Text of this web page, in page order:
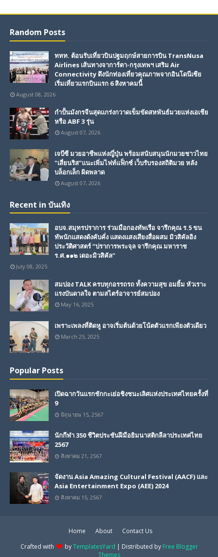
Random Posts
ททท. ต้อนรับเที่ยวบินปฐมฤกษ์สายการบิน TransNusa
Airlines เส้นทางจาการ์ตา-กรุงเทพฯ เสริม Air
Connectivity ดึงนักท่องเที่ยวคุณภาพจากอินโดนีเซีย
เริ่มเที่ยวแรกบินแรก 6 สิงหาคมนี้
August 08, 2026
กำปั้นมังกรจีนสุดแกร่งกวาดเข็มขัดสหพันธ์มวยแห่งเอเชีย
หรือ ABF 3 รุ่น
August 07, 2026
เจบีซี มวยอาชีพแห่งญี่ปุ่น พร้อมสนับสนุนนักมวยชาวไทย
"เสี่ยนริส"แนะเพิ่มไฟท์แฟ็กซ์ เว็บรับรองสถิติมวย หลัง
บล็อกเล็ก ผิดพลาด
August 07, 2026
Recent in บันเทิง
อบจ.สมุทรปราการ ร่วมมือกองทัพเรือ จารึกคุณ ร.5 ขน
ทัพนักแสดงดังคับคั่ง แสดงแสงเสียงสื่อผสม มิวสิคัลอิง
ประวัติศาสตร์ “ปราการพระจุล จารึกคุณ มหาราช
ร.ศ.๑๑๒ เดอะมิวสิคัล”
July 08, 2025
สมปอง TALK ครบทุกอรรถรถ ทั้งความสุข อมยิ้ม หัวเราะ
แรงบันดาลใจ ตามสไตร์อาจารย์สมปอง
May 16, 2025
เพราะเพลงที่ติดหู อาจเริ่มต้นด้วยโน้ตตัวแรกเพียงตัวเดียว
March 25, 2025
Popular Posts
เปิดฉากวันแรกชักกะเย่อชิงชนะเลิศแห่งประเทศไทยครั้งที่
9
มิถุนายน 15, 2567
นักกีฬา 350 ชีวิตประชันฝีมือยิมนาสติกลีลาประเทศไทย
2567
สิงหาคม 21, 2567
จัดงาน Asia Amazing Cultural Festival (AACF) และ
Asia Entertainment Expo (AEE) 2024
สิงหาคม 15, 2567
Home About
Contact Us
Crafted with
byTemplatesYard | Distributed by Free Blogger
Themes